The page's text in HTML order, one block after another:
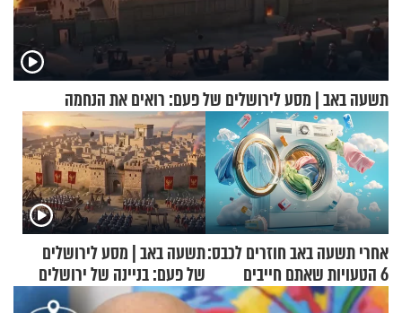
תשעה באב | מסע לירושלים של פעם: רואים את הנחמה
אחרי תשעה באב חוזרים לכבס:
6 הטעויות שאתם חייבים
להפסיק לעשות
תשעה באב | מסע לירושלים
של פעם: בניינה של ירושלים